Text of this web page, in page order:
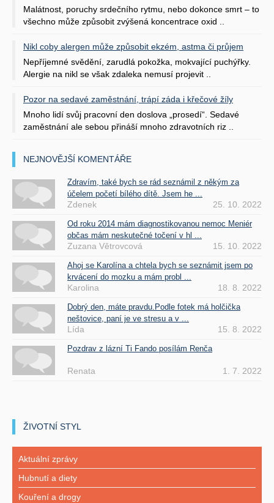
Malátnost, poruchy srdečního rytmu, nebo dokonce smrt – to
všechno může způsobit zvýšená koncentrace oxid ..
Nikl coby alergen může způsobit ekzém, astma či průjem
Nepříjemné svědění, zarudlá pokožka, mokvající puchýřky.
Alergie na nikl se však zdaleka nemusí projevit ..
Pozor na sedavé zaměstnání, trápí záda i křečové žíly
Mnoho lidí svůj pracovní den doslova „prosedí“. Sedavé
zaměstnání ale sebou přináší mnoho zdravotních riz ..
NEJNOVĚJŠÍ KOMENTÁŘE
Zdravím, také bych se rád seznámil z někým za
účelem početí bílého dítě. Jsem he ...
Zdenek 25. 10. 2022
Od roku 2014 mám diagnostikovanou nemoc Meniér
občas mám neskutečné točení v hl ...
Zuzana Větrovcová 15. 10. 2022
Ahoj se Karolína a chtela bych se seznámit jsem po
krvácení do mozku a mám probl ...
Karolina 18. 8. 2022
Dobrý den, máte pravdu.Podle fotek má holčička
neštovice, paní je ve stresu a v ...
Lída 15. 8. 2022
Pozdrav z lázní Ti Fando posílám Renča
Renata 1. 7. 2022
ŽIVOTNÍ STYL
Aktuální zprávy
Hubnutí a diety
Kouření a drogy